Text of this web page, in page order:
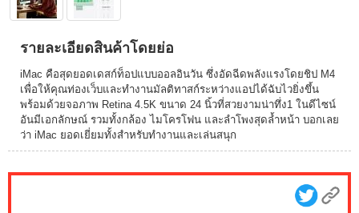
รายละเอียดสินค้าโดยย่อ
iMac คือสุดยอดเดสก์ท็อปแบบออลอินวัน ซึ่งอัดฉีดพลังแรงโดยชิป M4
เพื่อให้คุณท่องเว็บและทำงานมัลติทาสก์ระหว่างแอปได้ฉับไวยิ่งขึ้น
พร้อมด้วยจอภาพ Retina 4.5K ขนาด 24 นิ้วที่สวยงามน่าทึ่ง1 ในดีไซน์
อันมีเอกลักษณ์ รวมทั้งกล้อง ไมโครโฟน และลำโพงสุดล้ำหน้า บอกเลย
ว่า iMac ยอดเยี่ยมทั้งสำหรับทำงานและเล่นสนุก